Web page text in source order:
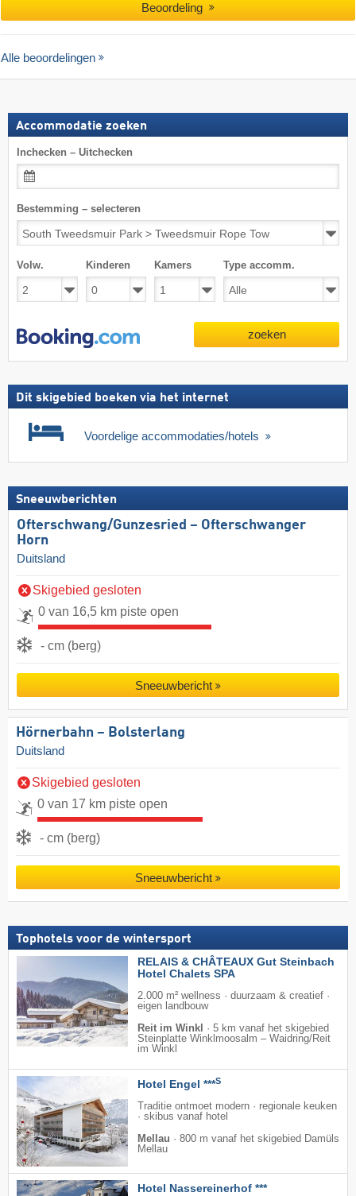
Beoordeling
Alle beoordelingen
Accommodatie zoeken
Inchecken – Uitchecken
Bestemming – selecteren
Volw. Kinderen Kamers Type accomm.
zoeken
Dit skigebied boeken via het internet
Voordelige accommodaties/hotels
Sneeuwberichten
Ofterschwang/​Gunzesried – Ofterschwanger
Horn
Duitsland
Skigebied gesloten
0 van 16,5 km piste open
- cm (berg)
Sneeuwbericht
Hörnerbahn – Bolsterlang
Duitsland
Skigebied gesloten
0 van 17 km piste open
- cm (berg)
Sneeuwbericht
Tophotels voor de wintersport
RELAIS & CHÂTEAUX Gut Steinbach
Hotel Chalets SPA
2.000 m² wellness · duurzaam & creatief ·
eigen landbouw
Reit im Winkl
· 5 km vanaf het skigebied
Steinplatte Winklmoosalm – Waidring/​Reit
im Winkl
Hotel Engel ***S
Traditie ontmoet modern · regionale keuken
· skibus vanaf hotel
Mellau · 800 m vanaf het skigebied Damüls
Mellau
Hotel Nassereinerhof ***